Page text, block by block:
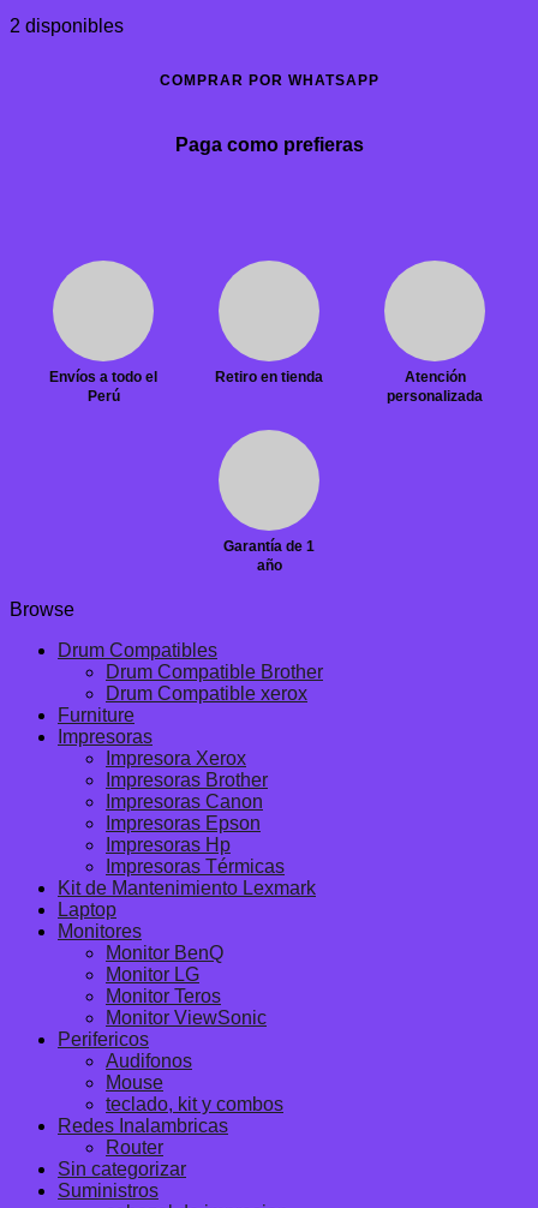
2 disponibles
COMPRAR POR WHATSAPP
Paga como prefieras
Envíos a todo el
Perú
Retiro en tienda
Atención
personalizada
Garantía de 1
año
Browse
Drum Compatibles
Drum Compatible Brother
Drum Compatible xerox
Furniture
Impresoras
Impresora Xerox
Impresoras Brother
Impresoras Canon
Impresoras Epson
Impresoras Hp
Impresoras Térmicas
Kit de Mantenimiento Lexmark
Laptop
Monitores
Monitor BenQ
Monitor LG
Monitor Teros
Monitor ViewSonic
Perifericos
Audifonos
Mouse
teclado, kit y combos
Redes Inalambricas
Router
Sin categorizar
Suministros